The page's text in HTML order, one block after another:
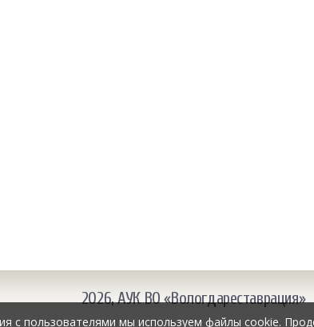
2026, АУК ВО «Вологдареставрация»
с пользователями мы используем файлы cookie.